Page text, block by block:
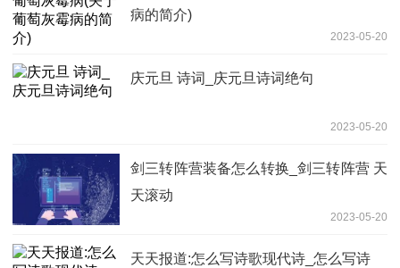
病的简介)
2023-05-20
庆元旦 诗词_庆元旦诗词绝句
2023-05-20
剑三转阵营装备怎么转换_剑三转阵营 天
天滚动
2023-05-20
天天报道:怎么写诗歌现代诗_怎么写诗